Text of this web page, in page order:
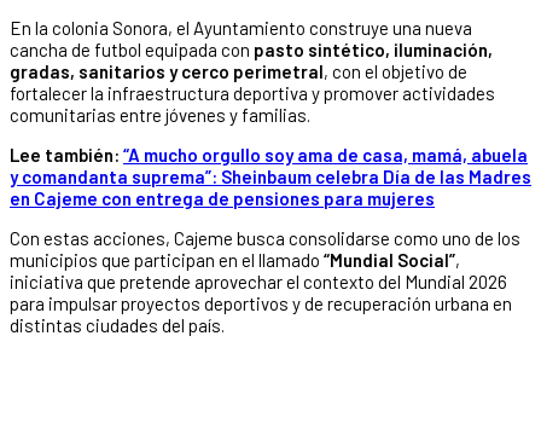
En la colonia Sonora, el Ayuntamiento construye una nueva
cancha de futbol equipada con pasto sintético, iluminación,
gradas, sanitarios y cerco perimetral, con el objetivo de
fortalecer la infraestructura deportiva y promover actividades
comunitarias entre jóvenes y familias.
Lee también: “A mucho orgullo soy ama de casa, mamá, abuela
y comandanta suprema”: Sheinbaum celebra Día de las Madres
en Cajeme con entrega de pensiones para mujeres
Con estas acciones, Cajeme busca consolidarse como uno de los
municipios que participan en el llamado “Mundial Social”,
iniciativa que pretende aprovechar el contexto del Mundial 2026
para impulsar proyectos deportivos y de recuperación urbana en
distintas ciudades del país.